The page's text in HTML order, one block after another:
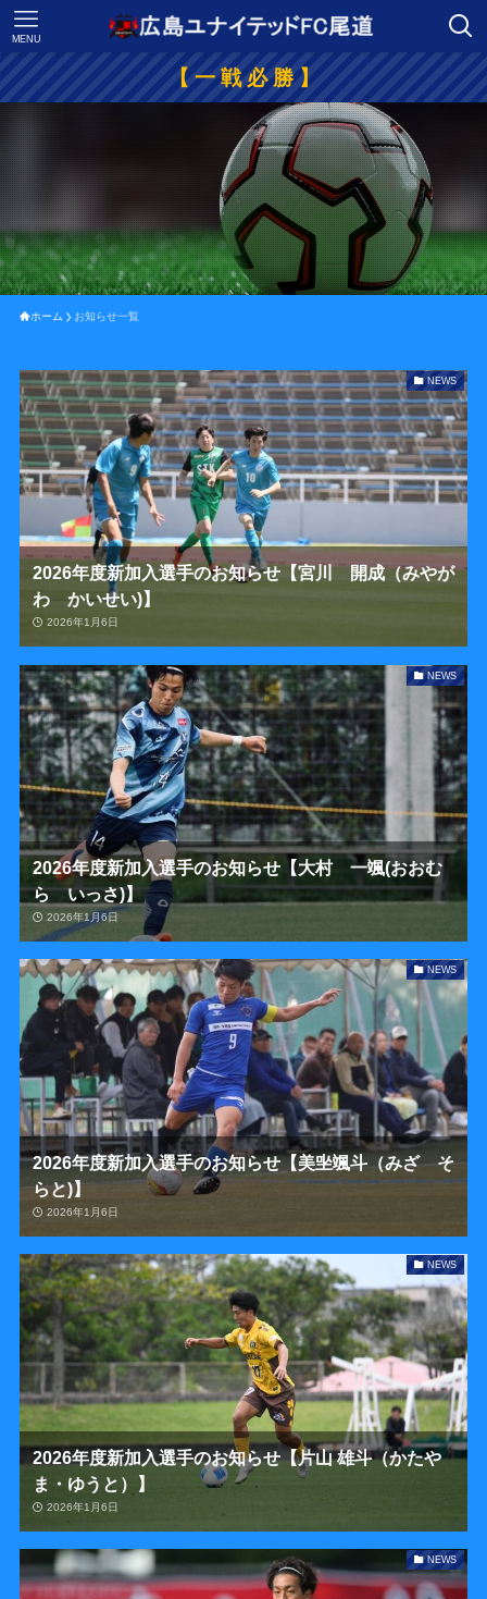
MENU
【 一 戦 必 勝 】
ホーム お知らせ一覧
NEWS
2026年度新加入選手のお知らせ【宮川 開成（みやが
わ かいせい)】
2026年1月6日
NEWS
2026年度新加入選手のお知らせ【大村 一颯(おおむ
ら いっさ)】
2026年1月6日
NEWS
2026年度新加入選手のお知らせ【美㘴颯斗（みざ そ
らと)】
2026年1月6日
NEWS
2026年度新加入選手のお知らせ【片山 雄斗（かたや
ま・ゆうと）】
2026年1月6日
NEWS